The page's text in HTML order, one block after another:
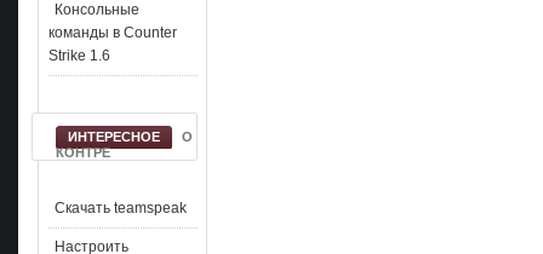
Консольные
команды в Counter
Strike 1.6
ИНТЕРЕСНОЕ
О
КОНТРЕ
Скачать teamspeak
Настроить